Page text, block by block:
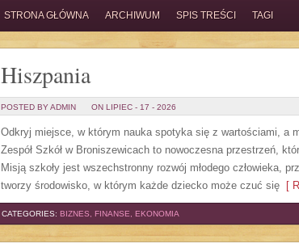
STRONA GŁÓWNA ARCHIWUM SPIS TREŚCI TAGI
Hiszpania
POSTED BY ADMIN ON LIPIEC - 17 - 2026
Odkryj miejsce, w którym nauka spotyka się z wartościami, a
Zespół Szkół w Broniszewicach to nowoczesna przestrzeń,
Misją szkoły jest wszechstronny rozwój młodego człowieka,
tworzy środowisko, w którym każde dziecko może czuć się [
CATEGORIES: BIZNES, FINANSE, EKONOMIA